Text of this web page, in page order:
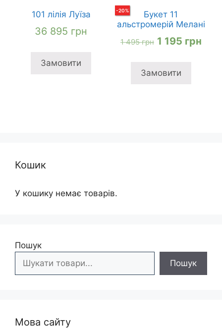
101 лілія Луїза
36 895 грн
Замовити
-20%
Букет 11
альстромерій Мелані
1 495грн Оригінальна
1
1 195 грн
Замовити
Кошик
У кошику немає товарів.
Пошук
Пошук
Мова сайту